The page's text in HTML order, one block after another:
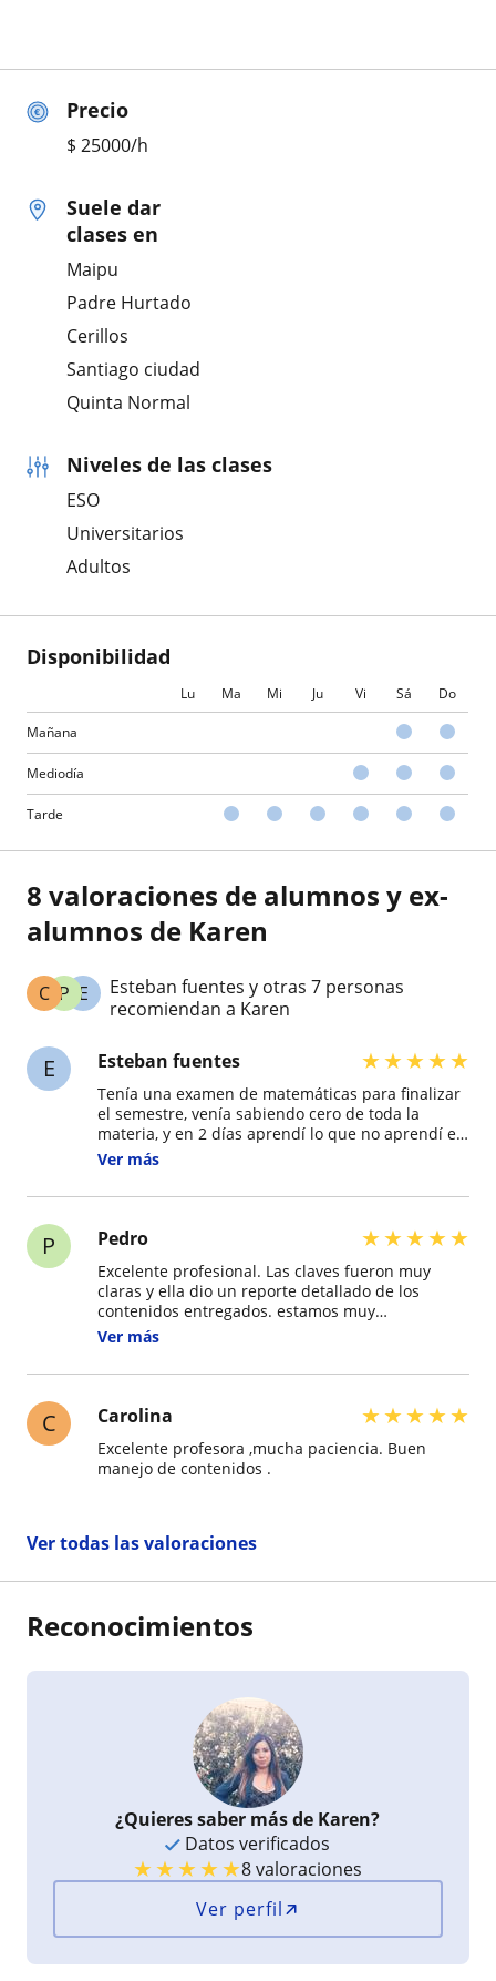
Precio
$ 25000/h
Suele dar
clases en
Maipu
Padre Hurtado
Cerillos
Santiago ciudad
Quinta Normal
Niveles de las clases
ESO
Universitarios
Adultos
Disponibilidad
Lu Ma Mi Ju Vi Sá Do
Mañana
Mediodía
Tarde
8 valoraciones de alumnos y ex-
alumnos de Karen
E
P
C
Esteban fuentes y otras 7 personas
recomiendan a Karen
E Esteban fuentes ★★★★★
Tenía una examen de matemáticas para finalizar
el semestre, venía sabiendo cero de toda la
materia, y en 2 días aprendí lo que no aprendí en
todo un semestre, además en el examen acerté a
karen ??
Ver más
P Pedro ★★★★★
Excelente profesional. Las claves fueron muy
claras y ella dio un reporte detallado de los
contenidos entregados. estamos muy
agradecidos. además mi hijo pasó de sacarse 5,4
Ver más
C Carolina ★★★★★
Excelente profesora ,mucha paciencia. Buen
manejo de contenidos .
Ver todas las valoraciones
Reconocimientos
¿Quieres saber más de Karen?
Datos verificados
★★★★★8 valoraciones
Ver perfil